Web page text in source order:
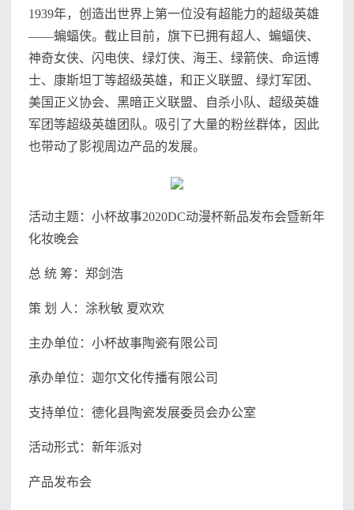
1939年，创造出世界上第一位没有超能力的超级英雄
——蝙蝠侠。截止目前，旗下已拥有超人、蝙蝠侠、
神奇女侠、闪电侠、绿灯侠、海王、绿箭侠、命运博
士、康斯坦丁等超级英雄，和正义联盟、绿灯军团、
美国正义协会、黑暗正义联盟、自杀小队、超级英雄
军团等超级英雄团队。吸引了大量的粉丝群体，因此
也带动了影视周边产品的发展。
活动主题：小杯故事2020DC动漫杯新品发布会暨新年
化妆晚会
总 统 筹：郑剑浩
策 划 人：涂秋敏 夏欢欢
主办单位：小杯故事陶瓷有限公司
承办单位：迦尔文化传播有限公司
支持单位：德化县陶瓷发展委员会办公室
活动形式：新年派对
产品发布会